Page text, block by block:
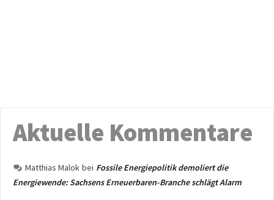
Aktuelle Kommentare
Matthias Malok bei Fossile Energiepolitik demoliert die
Energiewende: Sachsens Erneuerbaren-Branche schlägt Alarm